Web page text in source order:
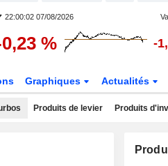
22:00:02 07/08/2026
% -
Graphiques Actualités
Produits de levier Produits